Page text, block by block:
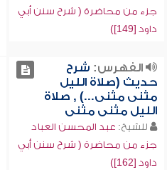
جزء من محاضرة ( شرح سنن أبي
داود [149])
الفهرس: شرح
حديث (صلاة الليل
مثنى مثنى...) , صلاة
الليل مثنى مثنى
للشيخ: عبد المحسن العباد
جزء من محاضرة ( شرح سنن أبي
داود [162])